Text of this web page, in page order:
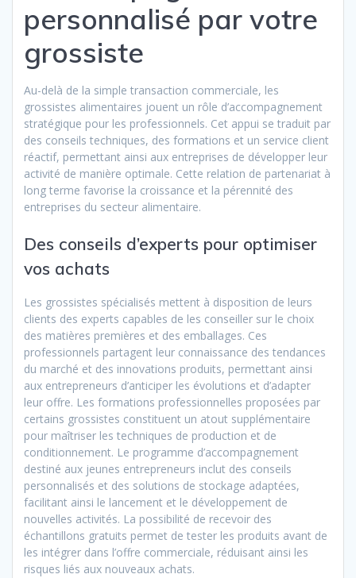
personnalisé par votre
grossiste
Au-delà de la simple transaction commerciale, les
grossistes alimentaires jouent un rôle d’accompagnement
stratégique pour les professionnels. Cet appui se traduit par
des conseils techniques, des formations et un service client
réactif, permettant ainsi aux entreprises de développer leur
activité de manière optimale. Cette relation de partenariat à
long terme favorise la croissance et la pérennité des
entreprises du secteur alimentaire.
Des conseils d’experts pour optimiser
vos achats
Les grossistes spécialisés mettent à disposition de leurs
clients des experts capables de les conseiller sur le choix
des matières premières et des emballages. Ces
professionnels partagent leur connaissance des tendances
du marché et des innovations produits, permettant ainsi
aux entrepreneurs d’anticiper les évolutions et d’adapter
leur offre. Les formations professionnelles proposées par
certains grossistes constituent un atout supplémentaire
pour maîtriser les techniques de production et de
conditionnement. Le programme d’accompagnement
destiné aux jeunes entrepreneurs inclut des conseils
personnalisés et des solutions de stockage adaptées,
facilitant ainsi le lancement et le développement de
nouvelles activités. La possibilité de recevoir des
échantillons gratuits permet de tester les produits avant de
les intégrer dans l’offre commerciale, réduisant ainsi les
risques liés aux nouveaux achats.